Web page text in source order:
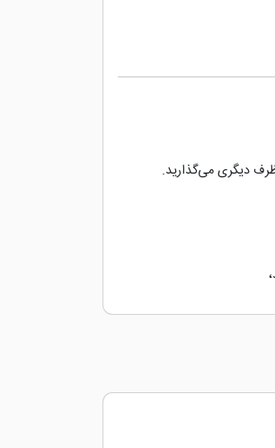
دیگری می‌گذارید.